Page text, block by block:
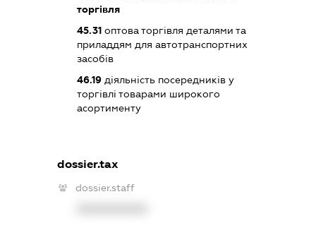
торгівля
45.31оптова торгівля деталями та
приладдям для автотранспортних
засобів
46.19діяльність посередників у
торгівлі товарами широкого
асортименту
dossier.tax
dossier.staff